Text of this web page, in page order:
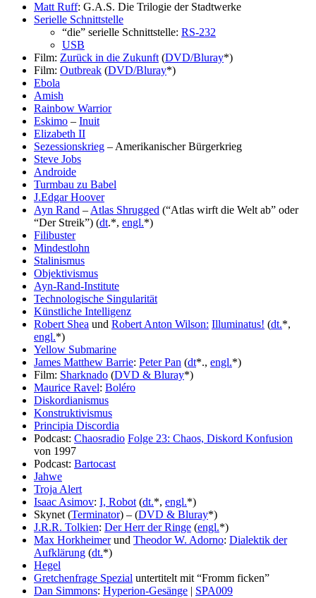
Matt Ruff: G.A.S. Die Trilogie der Stadtwerke
Serielle Schnittstelle
“die” serielle Schnittstelle: RS-232
USB
Film: Zurück in die Zukunft (DVD/Bluray*)
Film: Outbreak (DVD/Bluray*)
Ebola
Amish
Rainbow Warrior
Eskimo – Inuit
Elizabeth II
Sezessionskrieg – Amerikanischer Bürgerkrieg
Steve Jobs
Androide
Turmbau zu Babel
J.Edgar Hoover
Ayn Rand – Atlas Shrugged (“Atlas wirft die Welt ab” oder
“Der Streik”) (dt.*, engl.*)
Filibuster
Mindestlohn
Stalinismus
Objektivismus
Ayn-Rand-Institute
Technologische Singularität
Künstliche Intelligenz
Robert Shea und Robert Anton Wilson: Illuminatus! (dt.*,
engl.*)
Yellow Submarine
James Matthew Barrie: Peter Pan (dt*., engl.*)
Film: Sharknado (DVD & Bluray*)
Maurice Ravel: Boléro
Diskordianismus
Konstruktivismus
Principia Discordia
Podcast: Chaosradio Folge 23: Chaos, Diskord Konfusion
von 1997
Podcast: Bartocast
Jahwe
Troja Alert
Isaac Asimov: I, Robot (dt.*, engl.*)
Skynet (Terminator) – (DVD & Bluray*)
J.R.R. Tolkien: Der Herr der Ringe (engl.*)
Max Horkheimerund Theodor W. Adorno: Dialektik der
Aufklärung (dt.*)
Hegel
Gretchenfrage Spezial untertitelt mit “Fromm ficken”
Dan Simmons: Hyperion-Gesänge | SPA009